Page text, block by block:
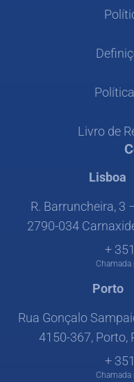
Livro de
Lisboa
R. Barruncheira, 3
2790-034
+
Chamada
Porto
Rua Gonçalo
4150-367, Porto,
+
Chamada